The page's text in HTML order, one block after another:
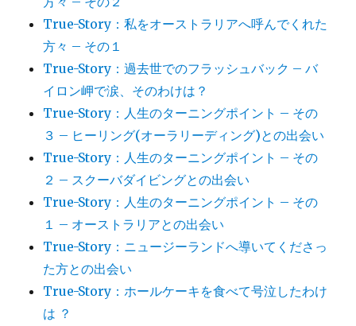
True-Story：私をオーストラリアへ呼んでくれた
方々 – その１
True-Story：過去世でのフラッシュバック – バ
イロン岬で涙、そのわけは？
True-Story：人生のターニングポイント – その
３ – ヒーリング(オーラリーディング)との出会い
True-Story：人生のターニングポイント – その
２ – スクーバダイビングとの出会い
True-Story：人生のターニングポイント – その
１ – オーストラリアとの出会い
True-Story：ニュージーランドへ導いてくださっ
た方との出会い
True-Story：ホールケーキを食べて号泣したわけ
は ？